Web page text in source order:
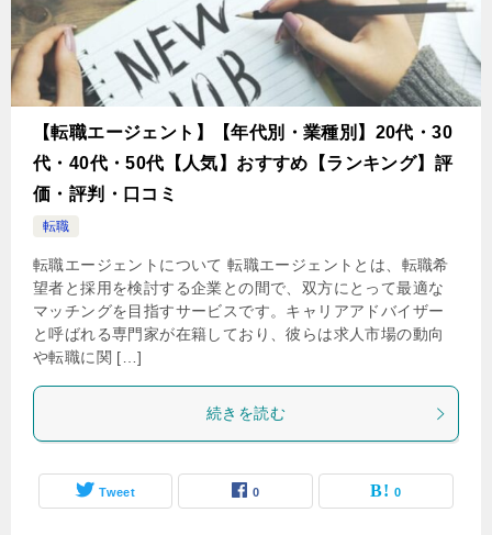
【転職エージェント】【年代別・業種別】20代・30
代・40代・50代【人気】おすすめ【ランキング】評
価・評判・口コミ
転職
転職エージェントについて 転職エージェントとは、転職希
望者と採用を検討する企業との間で、双方にとって最適な
マッチングを目指すサービスです。キャリアアドバイザー
と呼ばれる専門家が在籍しており、彼らは求人市場の動向
や転職に関 […]
続きを読む
Tweet 0 0